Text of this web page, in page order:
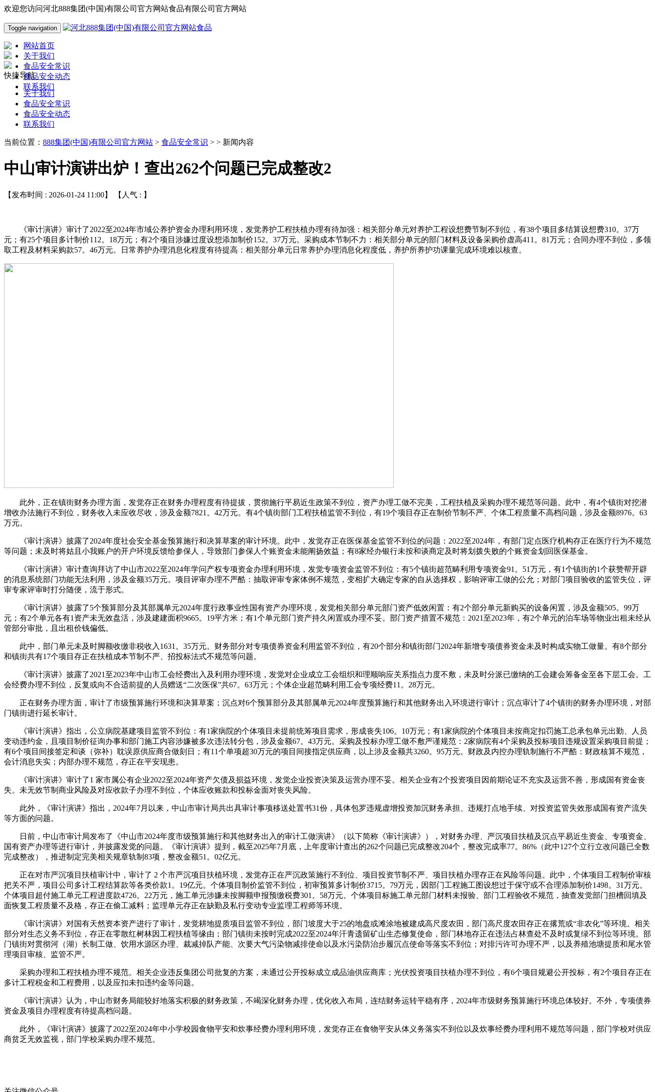
欢迎您访问河北888集团(中国)有限公司官方网站食品有限公司官方网站
Toggle navigation
网站首页
关于我们
食品安全常识
食品安全动态
联系我们
快捷导航
关于我们
食品安全常识
食品安全动态
联系我们
当前位置： 888集团(中国)有限公司官方网站 > 食品安全常识 > > 新闻内容
中山审计演讲出炉！查出262个问题已完成整改2
【发布时间 : 2026-01-24 11:00】 【人气 : 】
《审计演讲》审计了2022至2024年市域公养护资金办理利用环境，发觉养护工程扶植办理有待加强：相关部分单元对养护工程设想费节制不到位，有38个项目多结算设想费310。37万
元；有25个项目多计制价112。18万元；有2个项目涉嫌过度设想添加制价152。37万元。采购成本节制不力：相关部分单元的部门材料及设备采购价虚高411。81万元；合同办理不到位，多领
取工程及材料采购款57。46万元。日常养护办理消息化程度有待提高：相关部分单元日常养护办理消息化程度低，养护所养护功课量完成环境难以核查。
此外，正在镇街财务办理方面，发觉存正在财务办理程度有待提拔，贯彻施行平易近生政策不到位，资产办理工做不完美，工程扶植及采购办理不规范等问题。此中，有4个镇街对挖潜
增收办法施行不到位，财务收入未应收尽收，涉及金额7821。42万元。有4个镇街部门工程扶植监管不到位，有19个项目存正在制价节制不严、个体工程质量不高档问题，涉及金额8976。63
万元。
《审计演讲》披露了2024年度社会安全基金预算施行和决算草案的审计环境。此中，发觉存正在医保基金监管不到位的问题：2022至2024年，有部门定点医疗机构存正在医疗行为不规范
等问题；未及时将姑且小我账户的开户环境反馈给参保人，导致部门参保人个账资金未能阐扬效益；有8家经办银行未按和谈商定及时将划拨失败的个账资金划回医保基金。
《审计演讲》审计查询拜访了中山市2022至2024年学问产权专项资金办理利用环境，发觉专项资金监管不到位：有5个镇街超范畴利用专项资金91。51万元，有1个镇街的1个获赞帮开辟
的消息系统部门功能无法利用，涉及金额35万元。项目评审办理不严酷：抽取评审专家体例不规范，变相扩大确定专家的自从选择权，影响评审工做的公允；对部门项目验收的监管失位，评
审专家评审时打分随便，流于形式。
《审计演讲》披露了5个预算部分及其部属单元2024年度行政事业性国有资产办理环境，发觉相关部分单元部门资产低效闲置：有2个部分单元新购买的设备闲置，涉及金额505。99万
元；有2个单元各有1资产未无效盘活，涉及建建面积9665。19平方米；有1个单元部门资产持久闲置或办理不妥。部门资产措置不规范：2021至2023年，有2个单元的泊车场等物业出租未经从
管部分审批，且出租价钱偏低。
此中，部门单元未及时脚额收缴非税收入1631。35万元。财务部分对专项债券资金利用监管不到位，有20个部分和镇街部门2024年新增专项债券资金未及时构成实物工做量。有8个部分
和镇街共有17个项目存正在扶植成本节制不严、招投标法式不规范等问题。
《审计演讲》披露了2021至2023年中山市工会经费出入及利用办理环境，发觉对企业成立工会组织和理顺响应关系指点力度不敷，未及时分派已缴纳的工会建会筹备金至各下层工会。工
会经费办理不到位，反复或向不合适前提的人员赠送“二次医保”共67。63万元；个体企业超范畴利用工会专项经费11。28万元。
正在财务办理方面，审计了市级预算施行环境和决算草案；沉点对6个预算部分及其部属单元2024年度预算施行和其他财务出入环境进行审计；沉点审计了4个镇街的财务办理环境，对部
门镇街进行延长审计。
《审计演讲》指出，公立病院基建项目监管不到位：有1家病院的个体项目未提前统筹项目需求，形成丧失106。10万元；有1家病院的个体项目未按商定扣罚施工总承包单元出勤、人员
变动违约金，且项目制价征询办事和部门施工内容涉嫌被多次违法转分包，涉及金额67。43万元。采购及投标办理工做不敷严谨规范：2家病院有4个采购及投标项目违规设置采购项目前提；
有6个项目间接签定和谈（弥补）耽误原供应商合做刻日；有11个单项超30万元的项目间接指定供应商，以上涉及金额共3260。95万元。财政及内控办理轨制施行不严酷：财政核算不规范，
会计消息失实；内部办理不规范，存正在平安现患。
《审计演讲》审计了1 家市属公有企业2022至2024年资产欠债及损益环境，发觉企业投资决策及运营办理不妥。相关企业有2个投资项目因前期论证不充实及运营不善，形成国有资金丧
失。未无效节制商业风险及对应收款子办理不到位，个体应收账款和投标金面对丧失风险。
此外，《审计演讲》指出，2024年7月以来，中山市审计局共出具审计事项移送处置书31份，具体包罗违规虚增投资加沉财务承担、违规打点地手续、对投资监管失效形成国有资产流失
等方面的问题。
日前，中山市审计局发布了《中山市2024年度市级预算施行和其他财务出入的审计工做演讲》（以下简称《审计演讲》），对财务办理、严沉项目扶植及沉点平易近生资金、专项资金、
国有资产办理等进行审计，并披露发觉的问题。《审计演讲》提到，截至2025年7月底，上年度审计查出的262个问题已完成整改204个，整改完成率77。86%（此中127个立行立改问题已全数
完成整改），推进制定完美相关规章轨制83项，整改金额51。02亿元。
正在对市严沉项目扶植审计中，审计了 2 个市严沉项目扶植环境，发觉存正在严沉政策施行不到位、项目投资节制不严、项目扶植办理存正在风险等问题。此中，个体项目工程制价审核
把关不严，项目公司多计工程结算款等各类价款1。19亿元。个体项目制价监管不到位，初审预算多计制价3715。79万元，因部门工程施工图设想过于保守或不合理添加制价1498。31万元。
个体项目超付施工单元工程进度款4726。22万元，施工单元涉嫌未按脚额申报预缴税费301。58万元。个体项目标施工单元部门材料未报验、部门工程验收不规范，抽查发觉部门担槽回填及
面恢复工程质量不及格，存正在偷工减料；监理单元存正在缺勤及私行变动专业监理工程师等环境。
《审计演讲》对国有天然资本资产进行了审计，发觉耕地提质项目监管不到位，部门坡度大于25的地盘或滩涂地被建成高尺度农田，部门高尺度农田存正在撂荒或“非农化”等环境。相关
部分对生态义务不到位，存正在零散红树林因工程扶植等缘由；部门镇街未按时完成2022至2024年汗青遗留矿山生态修复使命，部门林地存正在违法占林查处不及时或复绿不到位等环境。部
门镇街对贯彻河（湖）长制工做、饮用水源区办理、裁减掉队产能、次要大气污染物减排使命以及水污染防治步履沉点使命等落实不到位；对排污许可办理不严，以及养殖池塘提质和尾水管
理项目审核、监管不严。
采购办理和工程扶植办理不规范。相关企业违反集团公司批复的方案，未通过公开投标成立成品油供应商库；光伏投资项目扶植办理不到位，有6个项目规避公开投标，有2个项目存正在
多计工程税金和工程费用，以及应扣未扣违约金等问题。
《审计演讲》认为，中山市财务局能较好地落实积极的财务政策，不竭深化财务办理，优化收入布局，连结财务运转平稳有序，2024年市级财务预算施行环境总体较好。不外，专项债券
资金及项目办理程度有待提高档问题。
此外，《审计演讲》披露了2022至2024年中小学校园食物平安和炊事经费办理利用环境，发觉存正在食物平安从体义务落实不到位以及炊事经费办理利用不规范等问题，部门学校对供应
商贫乏无效监视，部门学校采购办理不规范。